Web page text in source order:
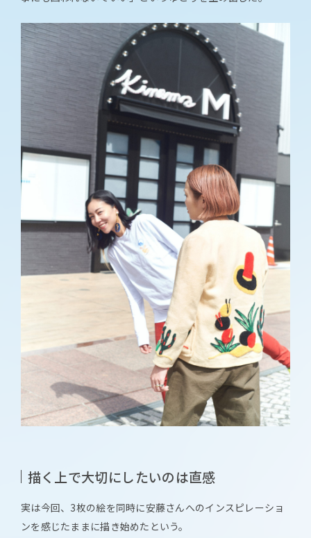
描く上で大切にしたいのは直感
実は今回、3枚の絵を同時に安藤さんへのインスピレーショ
ンを感じたままに描き始めたという。